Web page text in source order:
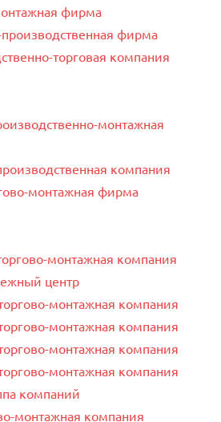
фирма
фирма
торговая компания
монтажная
компания
монтажная фирма
монтажная компания
центр
монтажная компания
монтажная компания
монтажная компания
монтажная компания
компаний
монтажная компания